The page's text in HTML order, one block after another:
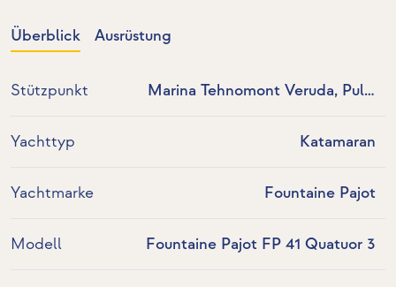
Überblick Ausrüstung
Stützpunkt
Marina Tehnomont Veruda, Pula,
Yachttyp
Katamaran
Yachtmarke Fountaine Pajot
Modell Fountaine Pajot FP 41 Quatuor 3